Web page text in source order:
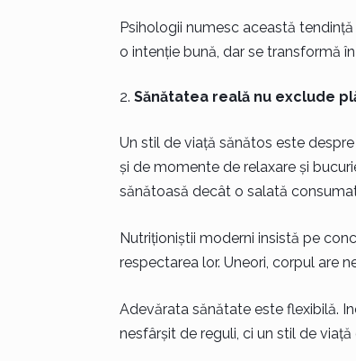
Psihologii numesc această tendință
o intenție bună, dar se transformă
Sănătatea reală nu exclude
Un stil de viață sănătos este
și de momente de relaxare și
sănătoasă decât o salată
Nutriționiștii moderni insistă pe
respectarea lor. Uneori, corpul are
Adevărata sănătate este flexibilă.
nesfârșit de reguli, ci un stil de